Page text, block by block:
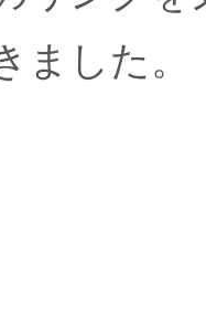
ました。